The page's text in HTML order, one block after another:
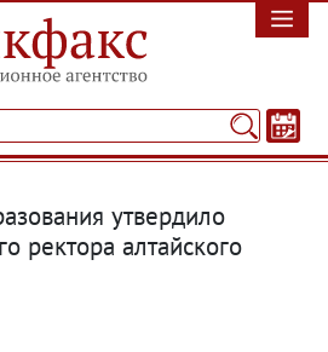
утвердило
ректора алтайского